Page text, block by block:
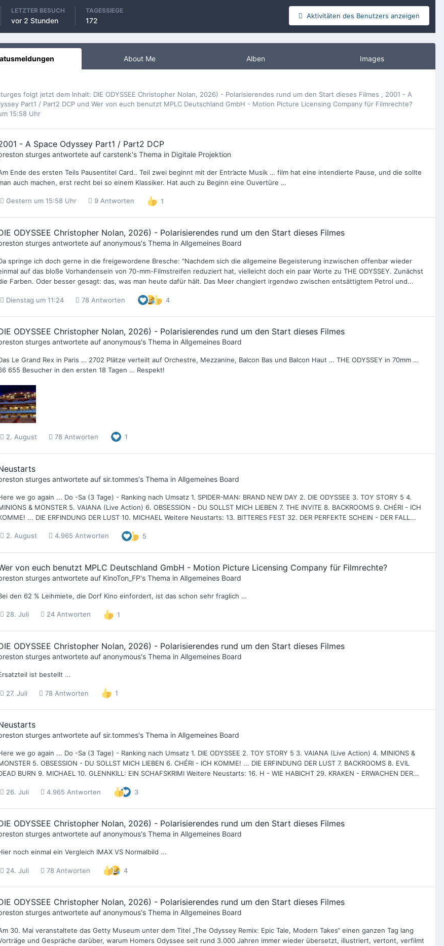
Aktivitäten des Benutzers anzeigen
LETZTER BESUCH
vor 2 Stunden
TAGESSIEGE
172
About Me Alben Images
folgt jetzt dem Inhalt: DIE ODYSSEE Christopher Nolan, 2026) - Polarisierendes rund um den Start dieses Filmes , 2001 - A
Part1 / Part2 DCP und Wer von euch benutzt MPLC Deutschland GmbH - Motion Picture Licensing Company für Filmrechte?
15:58 Uhr
- A Space Odyssey Part1 / Part2 DCP
sturges antwortete auf carstenk's Thema in Digitale Projektion
Ende des ersten Teils Pausentitel Card.. Teil zwei beginnt mit der Entr’acte Musik … film hat eine intendierte Pause, und die sollte
auch machen, erst recht bei so einem Klassiker. Hat auch zu Beginn eine Ouvertüre …
Gestern um 15:58 Uhr 9 Antworten 1
ODYSSEE Christopher Nolan, 2026) - Polarisierendes rund um den Start dieses Filmes
sturges antwortete auf anonymous's Thema in Allgemeines Board
springe ich doch gerne in die freigewordene Bresche: "Nachdem sich die allgemeine Begeisterung inzwischen offenbar wieder
auf das bloße Vorhandensein von 70-mm-Filmstreifen reduziert hat, vielleicht doch ein paar Worte zu THE ODYSSEY. Zunächst
Farben. Oder besser gesagt: das, was man heute dafür hält. Das Meer changiert irgendwo zwischen entsättigtem Petrol und...
Dienstag um 11:24 78 Antworten 4
ODYSSEE Christopher Nolan, 2026) - Polarisierendes rund um den Start dieses Filmes
sturges antwortete auf anonymous's Thema in Allgemeines Board
Le Grand Rex in Paris … 2702 Plätze verteilt auf Orchestre, Mezzanine, Balcon Bas und Balcon Haut … THE ODYSSEY in 70mm …
655 Besucher in den ersten 18 Tagen … Respekt!
2. August 78 Antworten 1
sturges antwortete auf sir.tommes's Thema in Allgemeines Board
we go again ... Do -Sa (3 Tage) - Ranking nach Umsatz 1. SPIDER-MAN: BRAND NEW DAY 2. DIE ODYSSEE 3. TOY STORY 5 4.
& MONSTER 5. VAIANA (Live Action) 6. OBSESSION - DU SOLLST MICH LIEBEN 7. THE INVITE 8. BACKROOMS 9. CHÉRI - ICH
... DIE ERFINDUNG DER LUST 10. MICHAEL Weitere Neustarts: 13. BITTERES FEST 32. DER PERFEKTE SCHEIN - DER FALL...
2. August 4.965 Antworten 5
von euch benutzt MPLC Deutschland GmbH - Motion Picture Licensing Company für Filmrechte?
sturges antwortete auf KinoTon_FP's Thema in Allgemeines Board
den 62 % Leihmiete, die Dorf Kino einfordert, ist das schon sehr fraglich …
28. Juli 24 Antworten 1
ODYSSEE Christopher Nolan, 2026) - Polarisierendes rund um den Start dieses Filmes
sturges antwortete auf anonymous's Thema in Allgemeines Board
ist bestellt ...
27. Juli 78 Antworten 1
sturges antwortete auf sir.tommes's Thema in Allgemeines Board
we go again ... Do -Sa (3 Tage) - Ranking nach Umsatz 1. DIE ODYSSEE 2. TOY STORY 5 3. VAIANA (Live Action) 4. MINIONS &
5. OBSESSION - DU SOLLST MICH LIEBEN 6. CHÉRI - ICH KOMME! ... DIE ERFINDUNG DER LUST 7. BACKROOMS 8. EVIL
BURN 9. MICHAEL 10. GLENNKILL: EIN SCHAFSKRIMI Weitere Neustarts: 16. H - WIE HABICHT 29. KRAKEN - ERWACHEN DER...
26. Juli 4.965 Antworten 3
ODYSSEE Christopher Nolan, 2026) - Polarisierendes rund um den Start dieses Filmes
sturges antwortete auf anonymous's Thema in Allgemeines Board
noch einmal ein Vergleich IMAX VS Normalbild ...
24. Juli 78 Antworten 4
ODYSSEE Christopher Nolan, 2026) - Polarisierendes rund um den Start dieses Filmes
sturges antwortete auf anonymous's Thema in Allgemeines Board
30. Mai veranstaltete das Getty Museum unter dem Titel „The Odyssey Remix: Epic Tale, Modern Takes“ einen ganzen Tag lang
und Gespräche darüber, warum Homers Odyssee seit rund 3.000 Jahren immer wieder übersetzt, illustriert, vertont, verfilmt